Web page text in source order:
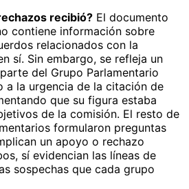
recibió? El documento
contiene información sobre
relacionados con la
sí. Sin embargo, se refleja un
del Grupo Parlamentario
a la urgencia de la citación de
que su figura estaba
de la comisión. El resto de
formularon preguntas
un apoyo o rechazo
sí evidencian las líneas de
sospechas que cada grupo